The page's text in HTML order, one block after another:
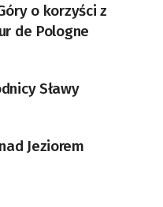
o korzyści z
de Pologne
Sławy
Jeziorem